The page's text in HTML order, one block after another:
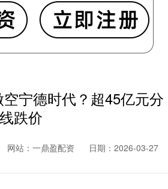
宁德时代？超45亿元分
跌价
网站：一鼎盈配资
日期：2026-03-27